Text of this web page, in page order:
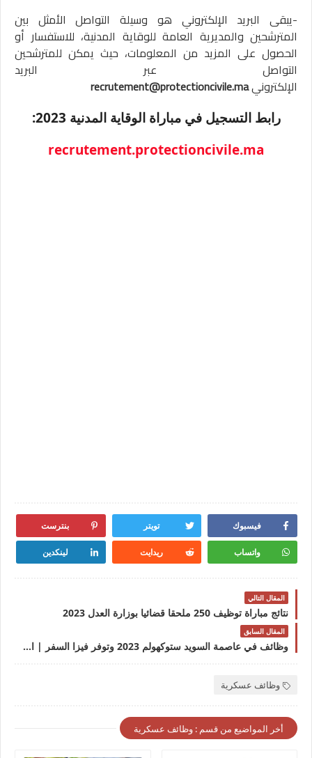
-يبقى البريد الإلكتروني هو وسيلة التواصل الأمثل بين
المترشحين والمديرية العامة للوقاية المدنية، للاستفسار أو
الحصول على المزيد من المعلومات، حيث يمكن للمترشحين
التواصل عبر البريد
الإلكترونيrecrutement@protectioncivile.ma
رابط التسجيل في مباراة الوقاية المدنية 2023:
recrutement.protectioncivile.ma
فيسبوك تويتر بنترست
واتساب ريدايت لينكدين
المقال التالي
نتائج مباراة توظيف 250 ملحقا قضائيا بوزارة العدل 2023
المقال السابق
وظائف في عاصمة السويد ستوكهولم 2023 وتوفر فيزا السفر | التقديم مجاني
وظائف عسكرية
أخر المواضيع من قسم : وظائف عسكرية